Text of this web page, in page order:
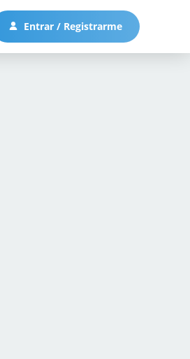
Entrar / Registrarme